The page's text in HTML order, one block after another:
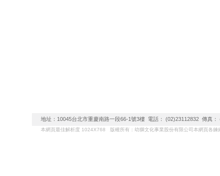
地址：10045台北市重慶南路一段66-1號3樓 電話： (02)23112832 傳真
本網頁最佳解析度 1024X768 版權所有：幼獅文化事業股份有限公司本網頁各鍊